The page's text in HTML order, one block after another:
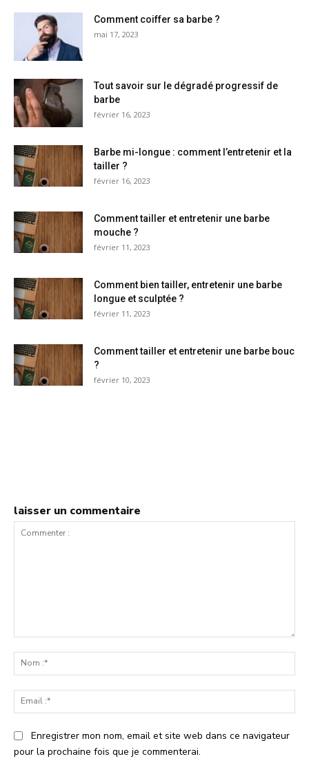
Comment coiffer sa barbe ?
mai 17, 2023
Tout savoir sur le dégradé progressif de
barbe
février 16, 2023
Barbe mi-longue : comment l’entretenir et la
tailler ?
février 16, 2023
Comment tailler et entretenir une barbe
mouche ?
février 11, 2023
Comment bien tailler, entretenir une barbe
longue et sculptée ?
février 11, 2023
Comment tailler et entretenir une barbe bouc
?
février 10, 2023
laisser un commentaire
:*
:*
Enregistrer mon nom, email et site web dans ce navigateur
pour la prochaine fois que je commenterai.